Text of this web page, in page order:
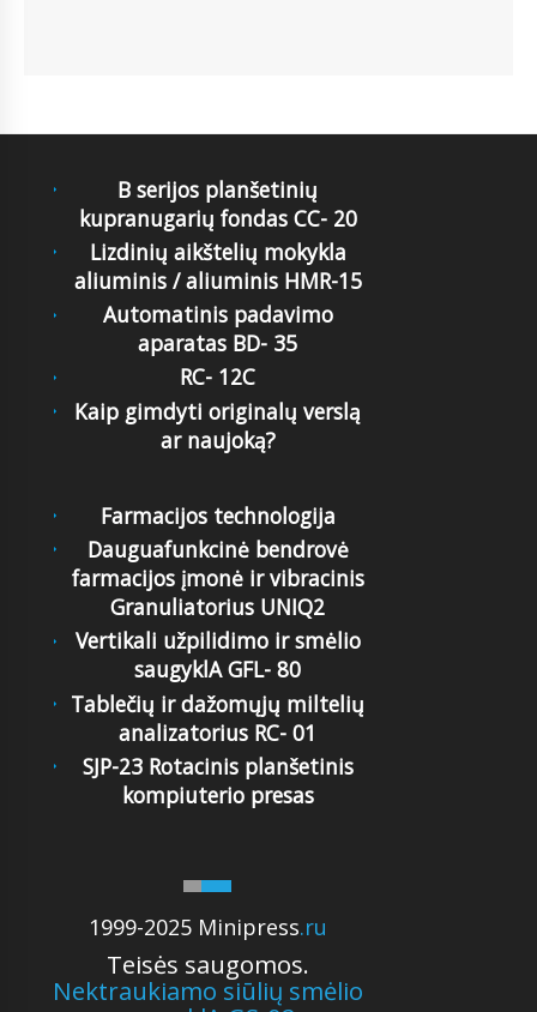
B serijos planšetinių
kupranugarių fondas CC- 20
Lizdinių aikštelių mokykla
aliuminis / aliuminis HMR-15
Automatinis padavimo
aparatas BD- 35
RC- 12C
Kaip gimdyti originalų verslą
ar naujoką?
1999-2025 Minipress.ru
Teisės saugomos.
Nektraukiamo siūlių smėlio
Farmacijos technologija
Dauguafunkcinė bendrovė
farmacijos įmonė ir vibracinis
Granuliatorius UNIQ2
Vertikali užpilidimo ir smėlio
saugyklA GFL- 80
Tablečių ir dažomųjų miltelių
analizatorius RC- 01
SJP-23 Rotacinis planšetinis
kompiuterio presas